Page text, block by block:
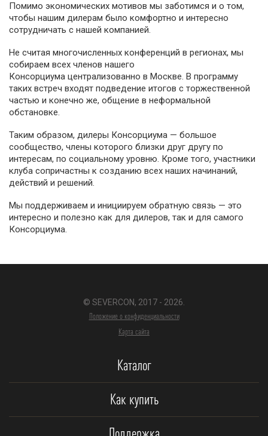
Помимо экономических мотивов мы заботимся и о том,
чтобы нашим дилерам было комфортно и интересно
сотрудничать с нашей компанией.
Не считая многочисленных конференций в регионах, мы
собираем всех членов нашего
Консорциума централизованно в Москве. В программу
таких встреч входят подведение итогов с торжественной
частью и конечно же, общение в неформальной
обстановке.
Таким образом, дилеры Консорциума — большое
сообщество, члены которого близки друг другу по
интересам, по социальному уровню. Кроме того, участники
клуба сопричастны к созданию всех наших начинаний,
действий и решений.
Мы поддерживаем и инициируем обратную связь — это
интересно и полезно как для дилеров, так и для самого
Консорциума.
© SEVERCON, 2017 - 2026.
Положение о конфиденциальности
Карта сайта
Каталог
Как купить